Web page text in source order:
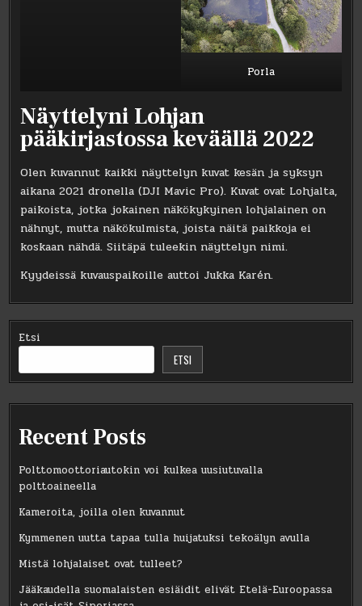
Porla
Näyttelyni Lohjan
pääkirjastossa keväällä 2022
Olen kuvannut kaikki näyttelyn kuvat kesän ja syksyn
aikana 2021 dronella (DJI Mavic Pro). Kuvat ovat Lohjalta,
paikoista, jotka jokainen näkökykyinen lohjalainen on
nähnyt, mutta näkökulmista, joista näitä paikkoja ei
koskaan nähdä. Siitäpä tuleekin näyttelyn nimi.
Kyydeissä kuvauspaikoille auttoi Jukka Karén.
Etsi
ETSI
Recent Posts
Polttomoottoriautokin voi kulkea uusiutuvalla
polttoaineella
Kameroita, joilla olen kuvannut
Kymmenen uutta tapaa tulla huijatuksi tekoälyn avulla
Mistä lohjalaiset ovat tulleet?
Jääkaudella suomalaisten esiäidit elivät Etelä-Euroopassa